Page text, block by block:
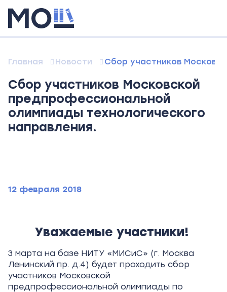
Главная Новости Сбор участников
Сбор участников Московской
предпрофессиональной
олимпиады технологического
направления.
12 февраля 2018
Уважаемые участники!
3 марта на базе НИТУ «МИСиС» (г. Москва
Ленинский пр. д.4) будет проходить сбор
участников Московской
предпрофессиональной олимпиады по